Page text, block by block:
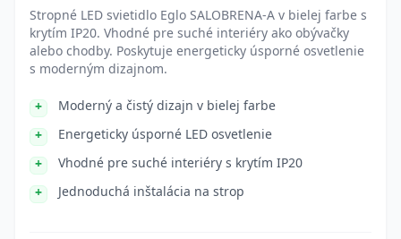
Stropné LED svietidlo Eglo SALOBRENA-A v bielej farbe s
krytím IP20. Vhodné pre suché interiéry ako obývačky
alebo chodby. Poskytuje energeticky úsporné osvetlenie
s moderným dizajnom.
Moderný a čistý dizajn v bielej farbe
Energeticky úsporné LED osvetlenie
Vhodné pre suché interiéry s krytím IP20
Jednoduchá inštalácia na strop